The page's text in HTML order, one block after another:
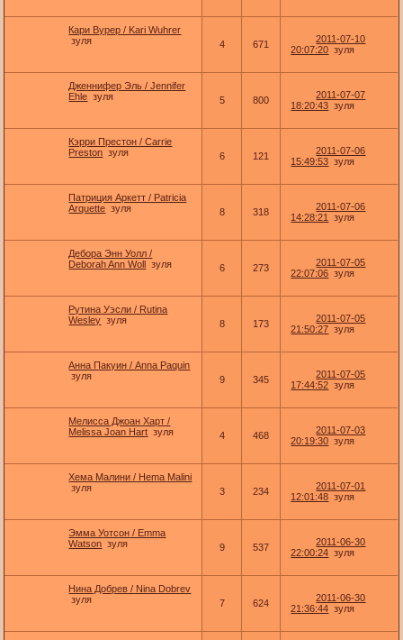
Кари Вурер / Kari Wuhrer
зуля
4 671
2011-07-10
20:07:20 зуля
Дженнифер Эль / Jennifer
Ehle зуля 5 800
2011-07-07
18:20:43 зуля
Кэрри Престон / Carrie
Preston зуля 6 121
2011-07-06
15:49:53 зуля
Патриция Аркетт / Patricia
Arquette зуля 8 318
2011-07-06
14:28:21
зуля
Дебора Энн Уолл /
Deborah Ann Woll зуля 6 273
2011-07-05
22:07:06 зуля
Рутина Уэсли / Rutina
Wesley зуля 8 173
2011-07-05
21:50:27 зуля
Анна Пакуин / Anna Paquin
зуля
9 345
2011-07-05
17:44:52 зуля
Мелисса Джоан Харт /
Melissa Joan Hart зуля 4 468
2011-07-03
20:19:30 зуля
Хема Малини / Hema Malini
зуля
3 234
2011-07-01
12:01:48 зуля
Эмма Уотсон / Emma
Watson зуля 9 537
2011-06-30
22:00:24 зуля
Нина Добрев / Nina Dobrev
зуля
7 624
2011-06-30
21:36:44 зуля